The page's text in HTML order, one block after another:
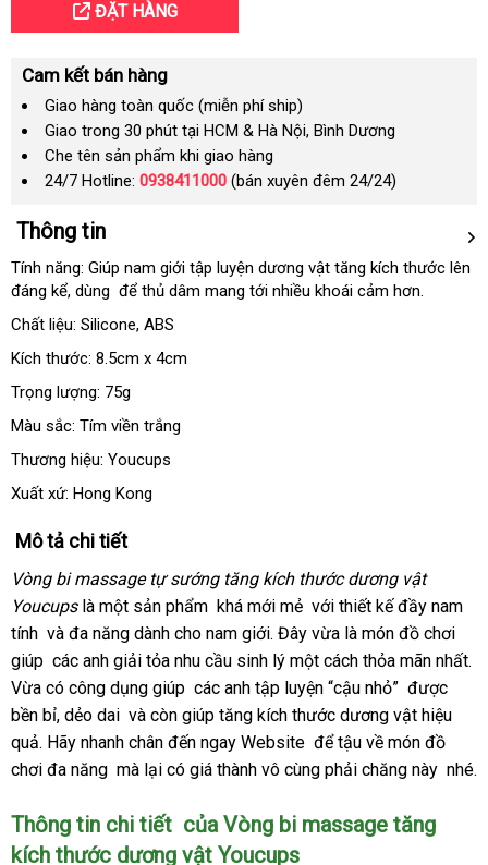
ĐẶT HÀNG
Cam kết bán hàng
Giao hàng toàn quốc (miễn phí ship)
Giao trong 30 phút tại HCM & Hà Nội, Bình Dương
Che tên sản phẩm khi giao hàng
24/7 Hotline: 0938411000 (bán xuyên đêm 24/24)
Thông tin
Tính năng: Giúp nam giới tập luyện dương vật tăng kích thước lên
đáng kểkhuyến
mãi
, dùng rẻ
để thủ dâm mang tới nhiều khoái cảm hơn.
Chất liệu: Siliconegiá
, ABS
Kích thước: 8.5cm x 4cm
Trọng lượng: 75g
Màu sắc: Tím viền trắng
Thương hiệu: Youcups
Xuất xứ: Hong Kong
Mô tả chi tiết
Vòng bi massage tự sướng tăng kích thước dương vật
Youcups là một sản phẩm qua
app
khá mới mẻ thống
kê
với thiết kế đầy nam
tính Đài
Loan
và đa năng dành cho nam giớithống
kê
. Đây vừa là món đồ chơi
giúp Úc
các anh giải tỏa nhu cầu sinh lý một cách thỏa mãn nhất.
Vừa có công dụng giúp giá
sỉ
các anh tập luyện “cậu nhỏ” hàng
Hiệu
được
bền bỉthông
minh
, dẻo dai Lazada
và còn giúp tăng kích thước dương vật hiệu
quảmua
sắm
. Hãy nhanh chân đến ngay Website đặt
hàng
để tậu về món đồ
chơi đa năng hỗ
mà lại có giá thành vô cùng phải chăng này nước
nhé.
Thông tin chi tiết phản
hồi
của Vòng bi massage tăng
kích thước dương vật Youcups